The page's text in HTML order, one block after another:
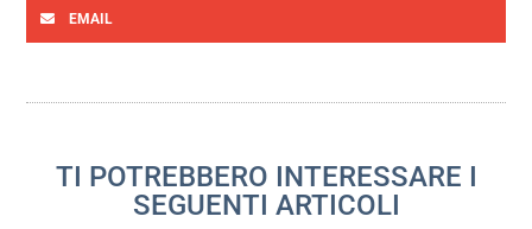
EMAIL
TI POTREBBERO INTERESSARE I
SEGUENTI ARTICOLI